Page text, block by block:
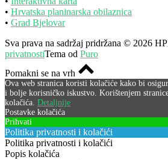
• Hrvatska planinarska obilaznica
• Grad Bjelovar
Sva prava na sadržaj pridržana © 2026
privatnostiTema od Puro
Pomakni se na vrh
Ova web stranica koristi kolačiće kako bi
i bolje korisničko iskustvo. Korištenjem
kolačića. Detaljnije
Postavke kolačića
Prihvati
Politika privatnosti i kolačići
Politika privatnosti i kolačići
Popis kolačića